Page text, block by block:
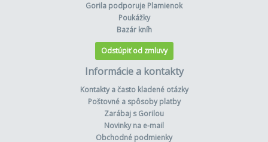
Gorila podporuje Plamienok
Poukážky
Bazár kníh
Odstúpiť od zmluvy
Informácie a kontakty
Kontakty a často kladené otázky
Poštovné a spôsoby platby
Zarábaj s Gorilou
Novinky na e-mail
Obchodné podmienky